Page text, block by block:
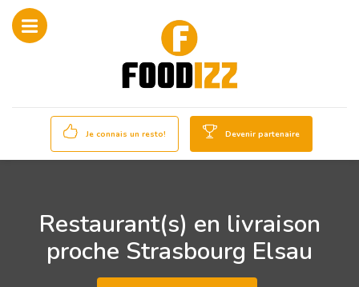
Je connais un resto! Devenir partenaire
Restaurant(s) en livraison
proche Strasbourg Elsau